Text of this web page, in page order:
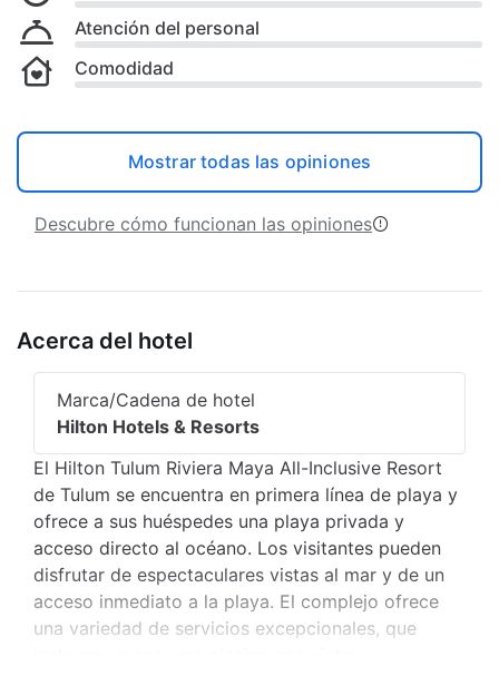
Atención del personal
Comodidad
Mostrar todas las opiniones
Descubre cómo funcionan las opiniones
Acerca del hotel
Marca/Cadena de hotel
Hilton Hotels & Resorts
El Hilton Tulum Riviera Maya All-Inclusive Resort
de Tulum se encuentra en primera línea de playa y
ofrece a sus huéspedes una playa privada y
acceso directo al océano. Los visitantes pueden
disfrutar de espectaculares vistas al mar y de un
acceso inmediato a la playa. El complejo ofrece
una variedad de servicios excepcionales, que